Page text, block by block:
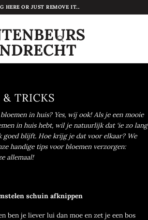
HERE OR JUST REMOVE IT...
& TRICKS
bloemen in huis? Yes, wij ook! Als je een mooie
in huis hebt, wil je natuurlijk dat ‘ie zo lang
goed blijft. Hoe krijg je dat voor elkaar? We
handige tips voor bloemen verzorgen:
allemaal!
schuin afknippen
ben je liever lui dan moe en zet je een bos